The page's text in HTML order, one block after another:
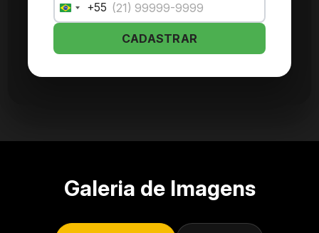
Brazil
+55
+55
CADASTRAR
Galeria de Imagens